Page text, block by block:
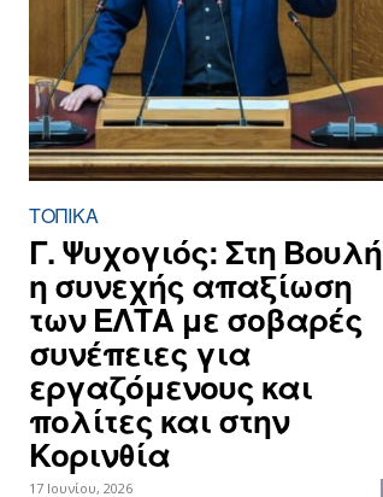
ΤΟΠΙΚΑ
Γ. Ψυχογιός: Στη Βουλή
η συνεχής απαξίωση
των ΕΛΤΑ με σοβαρές
συνέπειες για
εργαζόμενους και
πολίτες και στην
Κορινθία
17 Ιουνίου, 2026